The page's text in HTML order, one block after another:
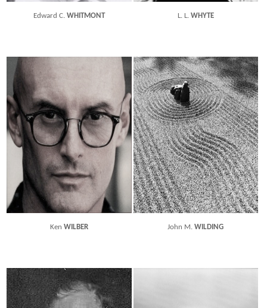
Edward C.WHITMONT L. L. WHYTE
KenWILBER John M.WILDING